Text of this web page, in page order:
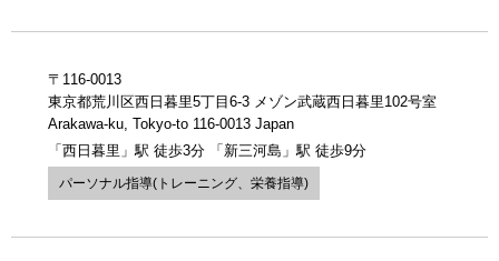
〒116-0013
東京都荒川区西日暮里5丁目6-3 メゾン武蔵西日暮里102号室
Arakawa-ku, Tokyo-to 116-0013 Japan
「西日暮里」駅 徒歩3分 「新三河島」駅 徒歩9分
パーソナル指導(トレーニング、栄養指導)